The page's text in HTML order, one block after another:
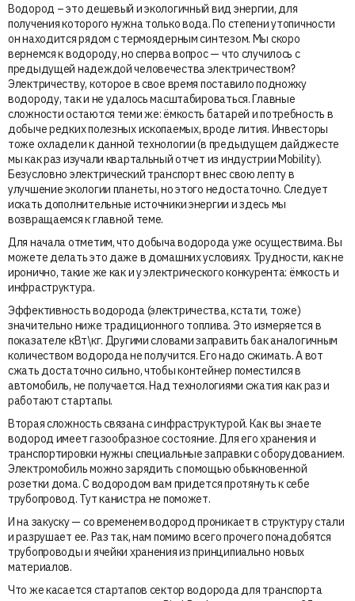
Водород – это дешевый и экологичный вид энергии, для
получения которого нужна только вода. По степени утопичности
он находится рядом с термоядерным синтезом. Мы скоро
вернемся к водороду, но сперва вопрос — что случилось с
предыдущей надеждой человечества электричеством?
Электричеству, которое в свое время поставило подножку
водороду, так и не удалось масштабироваться. Главные
сложности остаются теми же: ёмкость батарей и потребность в
добыче редких полезных ископаемых, вроде лития. Инвесторы
тоже охладели к данной технологии (в предыдущем дайджесте
мы как раз изучали квартальный отчет из индустрии Mobility).
Безусловно электрический транспорт внес свою лепту в
улучшение экологии планеты, но этого недостаточно. Следует
искать дополнительные источники энергии и здесь мы
возвращаемся к главной теме.
Для начала отметим, что добыча водорода уже осуществима. Вы
можете делать это даже в домашних условиях. Трудности, как не
иронично, такие же как и у электрического конкурента: ёмкость и
инфраструктура.
Эффективность водорода (электричества, кстати, тоже)
значительно ниже традиционного топлива. Это измеряется в
показателе кВт\кг. Другими словами заправить бак аналогичным
количеством водорода не получится. Его надо сжимать. А вот
сжать достаточно сильно, чтобы контейнер поместился в
автомобиль, не получается. Над технологиями сжатия как раз и
работают стартапы.
Вторая сложность связана с инфраструктурой. Как вы знаете
водород имеет газообразное состояние. Для его хранения и
транспортировки нужны специальные заправки с оборудованием.
Электромобиль можно зарядить с помощью обыкновенной
розетки дома. С водородом вам придется протянуть к себе
трубопровод. Тут канистра не поможет.
И на закуску — со временем водород проникает в структуру стали
и разрушает ее. Раз так, нам помимо всего прочего понадобятся
трубопроводы и ячейки хранения из принципиально новых
материалов.
Что же касается стартапов сектор водорода для транспорта